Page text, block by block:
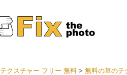
テクスチャー フリー 無料> 無料の草のテ